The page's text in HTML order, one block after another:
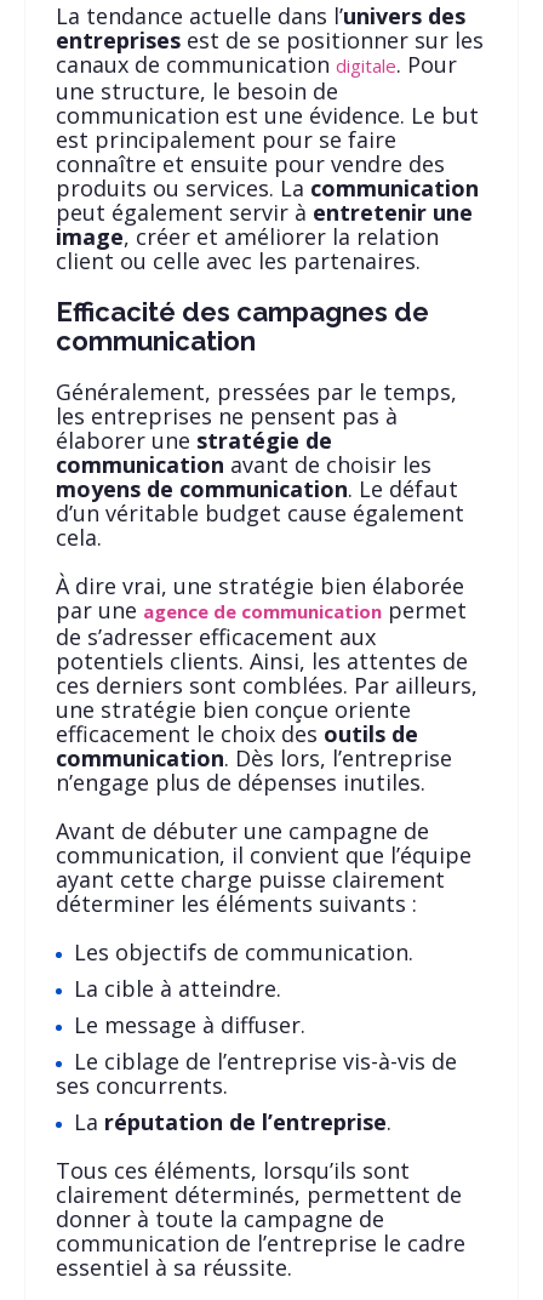
La tendance actuelle dans l’univers des
entreprisesest de se positionner sur les
canaux de communication digitale. Pour
une structure, le besoin de
communication est une évidence. Le but
est principalement pour se faire
connaître et ensuite pour vendre des
produits ou services. La communication
peut également servir à entretenir une
image, créer et améliorer la relation
client ou celle avec les partenaires.
Efficacité des campagnes de
communication
Généralement, pressées par le temps,
les entreprises ne pensent pas à
élaborer une stratégie de
communication avant de choisir les
moyens de communication. Le défaut
d’un véritable budget cause également
cela.
À dire vrai, une stratégie bien élaborée
par une agence de communicationpermet
de s’adresser efficacement aux
potentiels clients. Ainsi, les attentes de
ces derniers sont comblées. Par ailleurs,
une stratégie bien conçue oriente
efficacement le choix des outils de
communication. Dès lors, l’entreprise
n’engage plus de dépenses inutiles.
Avant de débuter une campagne de
communication, il convient que l’équipe
ayant cette charge puisse clairement
déterminer les éléments suivants :
Les objectifs de communication.
La cible à atteindre.
Le message à diffuser.
Le ciblage de l’entreprise vis-à-vis de
ses concurrents.
La réputation de l’entreprise.
Tous ces éléments, lorsqu’ils sont
clairement déterminés, permettent de
donner à toute la campagne de
communication de l’entreprise le cadre
essentiel à sa réussite.